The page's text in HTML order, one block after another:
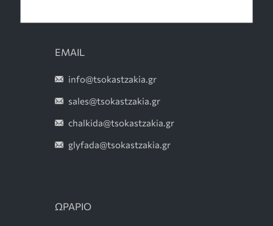
EMAIL
info@tsokastzakia.gr
sales@tsokastzakia.gr
chalkida@tsokastzakia.gr
glyfada@tsokastzakia.gr
ΩΡΑΡΙΟ